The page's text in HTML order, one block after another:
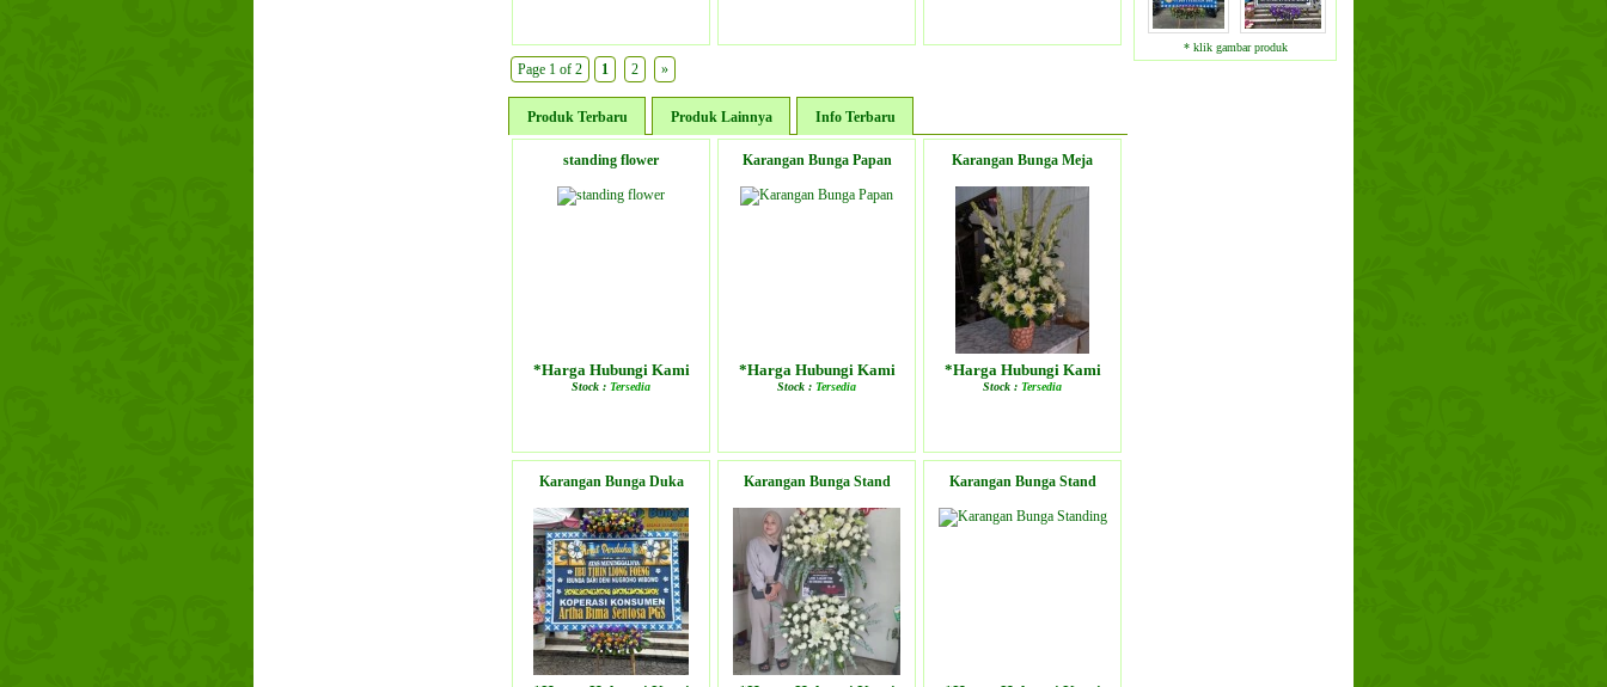
Page 1 of 2 1 2 »
Produk Terbaru Produk Lainnya Info Terbaru
standing flower
*Harga Hubungi Kami
Stock : Tersedia
Karangan Bunga Papan
*Harga Hubungi Kami
Stock : Tersedia
Karangan Bunga Meja
*Harga Hubungi Kami
Stock : Tersedia
Karangan Bunga Duka Karangan Bunga Stand Karangan Bunga Stand
* klik gambar produk